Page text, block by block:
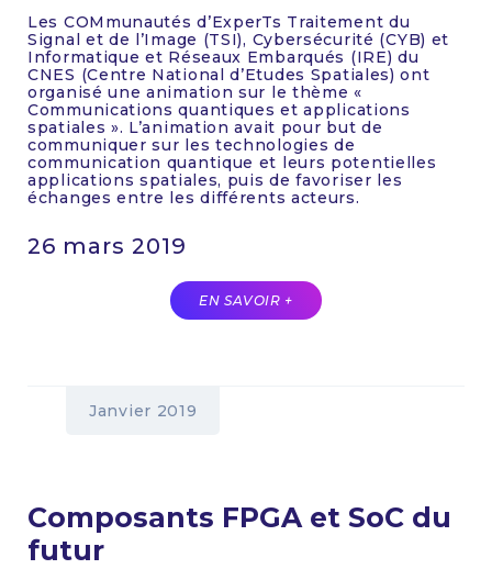
26 mars 2019
Les COMmunautés d’ExperTs Traitement du
Signal et de l’Image (TSI), Cybersécurité (CYB) et
Informatique et Réseaux Embarqués (IRE) du
CNES (Centre National d’Etudes Spatiales) ont
organisé une animation sur le thème «
Communications quantiques et applications
spatiales ». L’animation avait pour but de
communiquer sur les technologies de
communication quantique et leurs potentielles
applications spatiales, puis de favoriser les
échanges entre les différents acteurs.
EN SAVOIR +
Janvier 2019
Composants FPGA et SoC du
futur